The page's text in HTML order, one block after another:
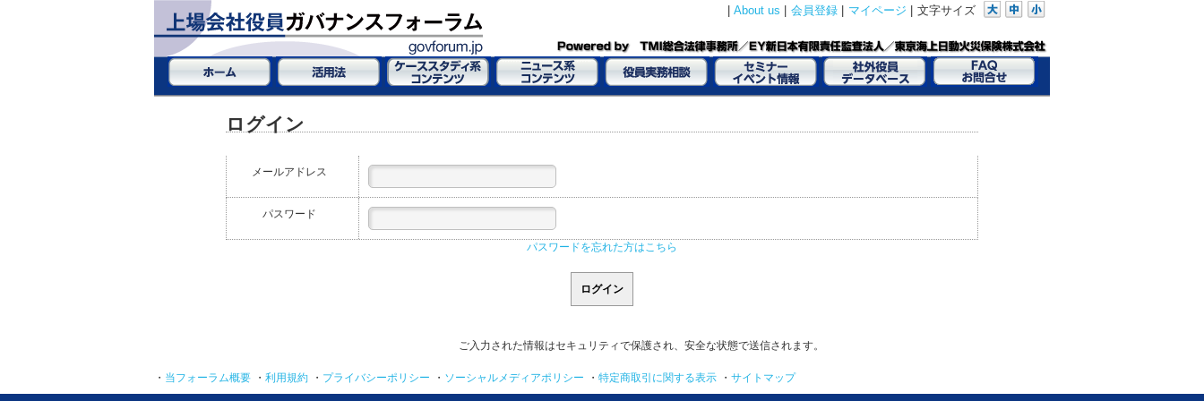
About us 会員登録 マイページ 文字サイズ
ログイン
メールアドレス
パスワード
パスワードを忘れた方はこちら
ご入力された情報はセキュリティで保護され、安全な状態で送信されます。
・ 当フォーラム概要 ・ 利用規約 ・ プライバシーポリシー ・ ソーシャルメディアポリシー ・ 特定商取引に関する表示 ・ サイトマップ